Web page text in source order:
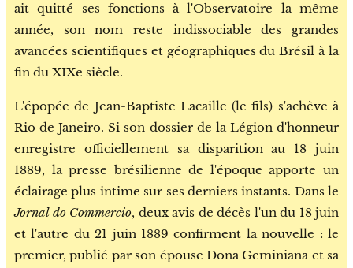
ait quitté ses fonctions à l'Observatoire la même
année, son nom reste indissociable des grandes
avancées scientifiques et géographiques du Brésil à la
fin du XIXe siècle.
L'épopée de Jean-Baptiste Lacaille (le fils) s'achève à
Rio de Janeiro. Si son dossier de la Légion d'honneur
enregistre officiellement sa disparition au 18 juin
1889, la presse brésilienne de l'époque apporte un
éclairage plus intime sur ses derniers instants. Dans le
Jornal do Commercio, deux avis de décès l'un du 18 juin
et l'autre du 21 juin 1889 confirment la nouvelle : le
premier, publié par son épouse Dona Geminiana et sa